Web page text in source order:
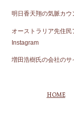
明日香天翔の気脈カウ
オーストラリア先住
Instagram
増田浩樹氏の会社のサ
HOME